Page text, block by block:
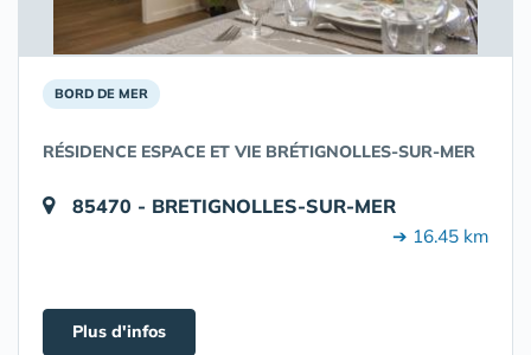
BORD DE MER
RÉSIDENCE ESPACE ET VIE BRÉTIGNOLLES-SUR-MER
85470 - BRETIGNOLLES-SUR-MER
➔ 16.45 km
Plus d'infos